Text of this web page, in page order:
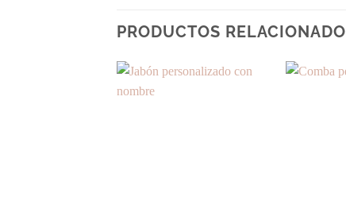
PRODUCTOS